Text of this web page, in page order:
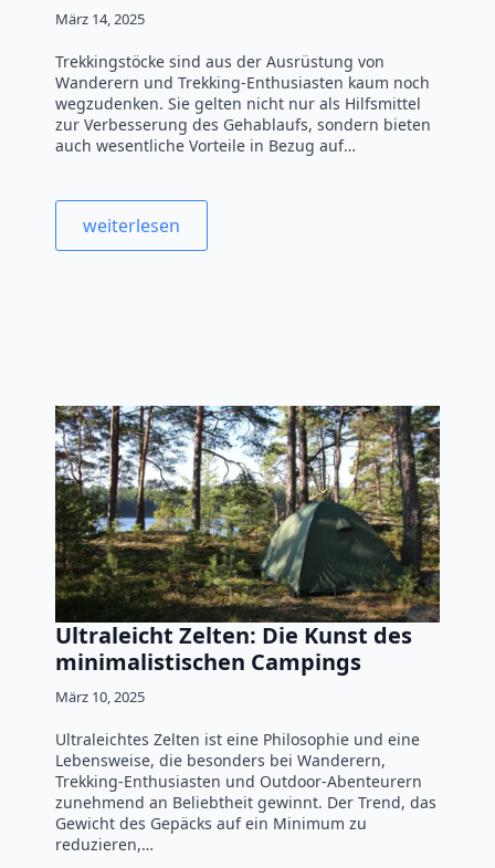
März 14, 2025
Trekkingstöcke sind aus der Ausrüstung von
Wanderern und Trekking-Enthusiasten kaum noch
wegzudenken. Sie gelten nicht nur als Hilfsmittel
zur Verbesserung des Gehablaufs, sondern bieten
auch wesentliche Vorteile in Bezug auf…
weiterlesen
Ultraleicht Zelten: Die Kunst des
minimalistischen Campings
März 10, 2025
Ultraleichtes Zelten ist eine Philosophie und eine
Lebensweise, die besonders bei Wanderern,
Trekking-Enthusiasten und Outdoor-Abenteurern
zunehmend an Beliebtheit gewinnt. Der Trend, das
Gewicht des Gepäcks auf ein Minimum zu
reduzieren,…